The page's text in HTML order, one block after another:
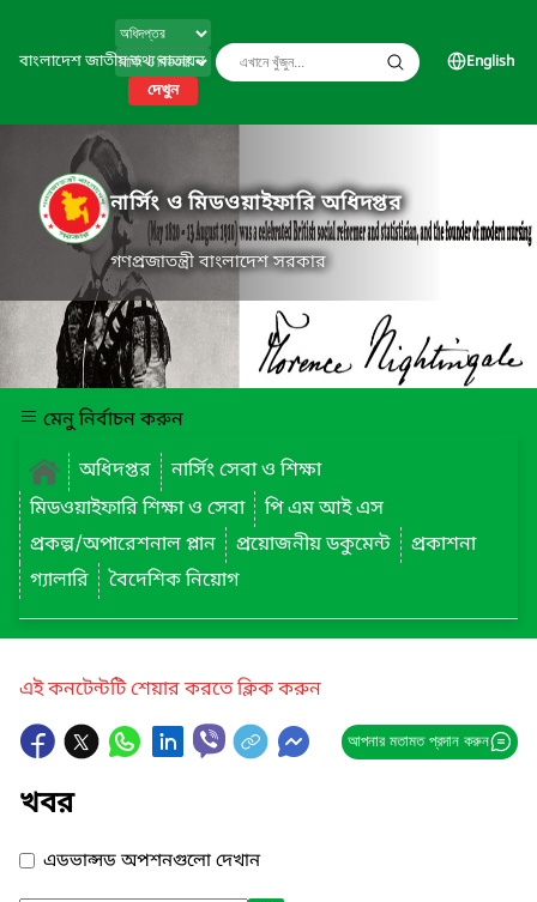
বাংলাদেশ জাতীয় তথ্য বাতায়ন
দেখুন
English
নার্সিং ও মিডওয়াইফারি অধিদপ্তর
গণপ্রজাতন্ত্রী বাংলাদেশ সরকার
মেনু নির্বাচন করুন
অধিদপ্তর
নার্সিং সেবা ও শিক্ষা
মিডওয়াইফারি শিক্ষা ও সেবা
পি এম আই এস
প্রকল্প/অপারেশনাল প্লান
প্রয়োজনীয় ডকুমেন্ট
প্রকাশনা
গ্যালারি
বৈদেশিক নিয়োগ
এই কনটেন্টটি শেয়ার করতে ক্লিক করুন
আপনার মতামত প্রদান করুন
খবর
এডভান্সড অপশনগুলো দেখান